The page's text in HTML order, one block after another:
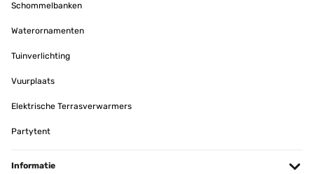
Schommelbanken
Waterornamenten
Tuinverlichting
Vuurplaats
Elektrische Terrasverwarmers
Partytent
Informatie